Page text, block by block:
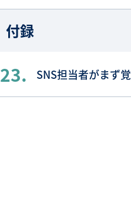
付録
23. SNS担当者がまず